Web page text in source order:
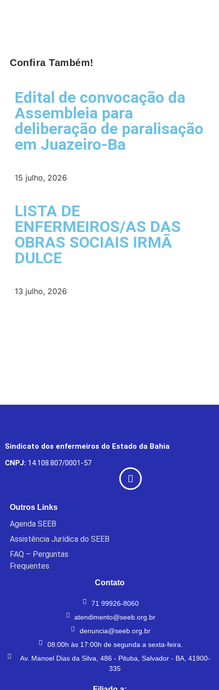
Confira Também!
Edital de convocação da
Assembleia para
deliberação de paralisação
em Juazeiro-Ba
15 julho, 2026
LISTA DE
ENFERMEIROS/AS DAS
OBRAS SOCIAIS IRMÃ
DULCE
13 julho, 2026
Sindicato dos enfermeiros do Estado da Bahia
CNPJ: 14.108.807/0001-57
Outros Links
Agenda SEEB
Assistência Jurídica do SEEB
FAQ – Perguntas
Frequentes
Contato
71 99926-8060
atendimento@seeb.org.br
denuncia@seeb.org.br
08:00h às 17:00h de segunda a sexta-feira.
Av. Manoel Dias da Silva, 486 - Pituba, Salvador - BA, 41900-
335